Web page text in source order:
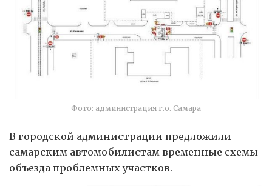
Фото: администрация г.о. Самара
В городской администрации предложили
самарским автомобилистам временные схемы
объезда проблемных участков.